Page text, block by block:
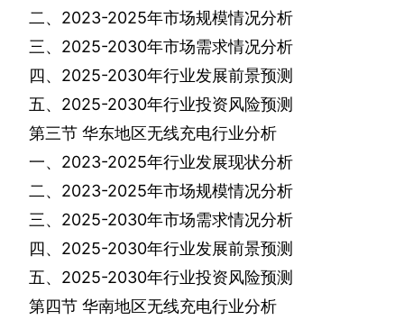
二、 2023-2025年市场规模情况分析
三、 2025-2030年市场需求情况分析
四、 2025-2030年行业发展前景预测
五、 2025-2030年行业投资风险预测
第三节 华东地区无线充电行业分析
一、 2023-2025年行业发展现状分析
二、 2023-2025年市场规模情况分析
三、 2025-2030年市场需求情况分析
四、 2025-2030年行业发展前景预测
五、 2025-2030年行业投资风险预测
第四节 华南地区无线充电行业分析